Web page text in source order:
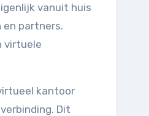
vanuit huis
en partners.
virtuele
kantoor
Dit